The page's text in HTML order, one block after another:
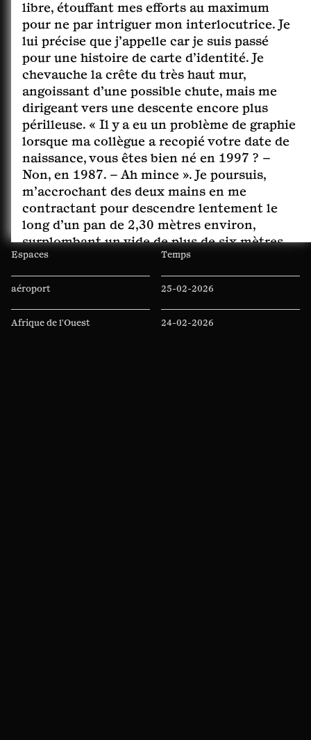
libre, étouffant mes efforts au maximum
pour ne par intriguer mon interlocutrice. Je
lui précise que j’appelle car je suis passé
pour une histoire de carte d’identité. Je
chevauche la crête du très haut mur,
angoissant d’une possible chute, mais me
dirigeant vers une descente encore plus
périlleuse. « Il y a eu un problème de graphie
lorsque ma collègue a recopié votre date de
naissance, vous êtes bien né en 1997 ? –
Non, en 1987. – Ah mince ». Je poursuis,
m’accrochant des deux mains en me
contractant pour descendre lentement le
long d’un pan de 2,30 mètres environ,
surplombant un vide de plus de six mètres.
Je me dis que ce serait tragi-comique de
tomber et de mourir à cet instant, au
moment même où je parle avec une
employée municipale de mes papiers
d’identité et de ma date de naissance.
Espaces Temps
aéroport
Afrique de l'Ouest
25-02-2026
24-02-2026